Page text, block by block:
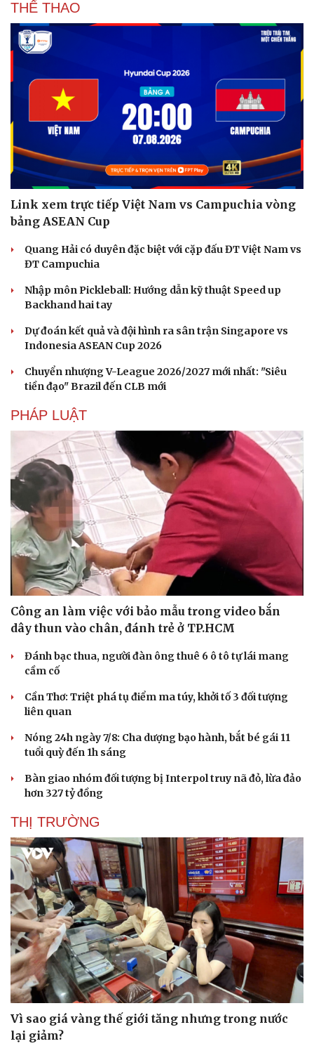
Du lịch
Tư vấn
Săn Tour
check-in
Podcast
Câu chuyện thời sự
Đọc truyện đêm khuya
Cửa sổ tình yêu
Kể chuyện cho bé
THỂ THAO
Link xem trực tiếp Việt Nam vs Campuchia vòng
bảng ASEAN Cup
Quang Hải có duyên đặc biệt với cặp đấu ĐT Việt Nam vs
ĐT Campuchia
Nhập môn Pickleball: Hướng dẫn kỹ thuật Speed up
Backhand hai tay
Dự đoán kết quả và đội hình ra sân trận Singapore vs
Indonesia ASEAN Cup 2026
Chuyển nhượng V-League 2026/2027 mới nhất: "Siêu
tiền đạo" Brazil đến CLB mới
PHÁP LUẬT
Công an làm việc với bảo mẫu trong video bắn
dây thun vào chân, đánh trẻ ở TP.HCM
Đánh bạc thua, người đàn ông thuê 6 ô tô tự lái mang
cầm cố
Cần Thơ: Triệt phá tụ điểm ma túy, khởi tố 3 đối tượng
liên quan
Nóng 24h ngày 7/8: Cha dượng bạo hành, bắt bé gái 11
tuổi quỳ đến 1h sáng
Bàn giao nhóm đối tượng bị Interpol truy nã đỏ, lừa đảo
hơn 327 tỷ đồng
THỊ TRƯỜNG
Vì sao giá vàng thế giới tăng nhưng trong nước
lại giảm?